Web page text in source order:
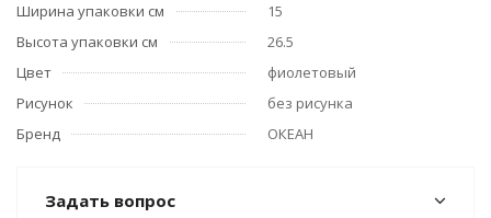
Ширина упаковки см
15
Высота упаковки см
26.5
Цвет
фиолетовый
Рисунок
без рисунка
Бренд
ОКЕАН
Задать вопрос